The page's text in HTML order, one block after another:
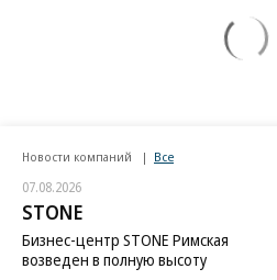
Новости компаний Все
07.08.2026
STONE
Бизнес-центр STONE Римская
возведен в полную высоту